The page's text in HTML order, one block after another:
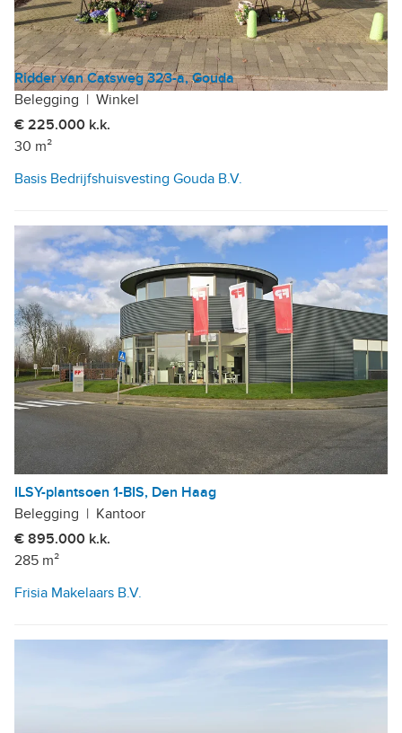
Ridder van Catsweg 323-a, Gouda
Belegging | Winkel
€ 225.000 k.k.
30 m²
Basis Bedrijfshuisvesting Gouda B.V.
ILSY-plantsoen 1-BIS, Den Haag
Belegging | Kantoor
€ 895.000 k.k.
285 m²
Frisia Makelaars B.V.